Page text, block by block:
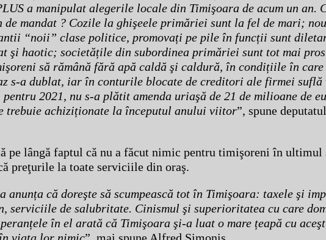
a manipulat alegerile locale din Timişoara de acum un an.
mandat ? Cozile la ghişeele primăriei sunt la fel de mari;
“noii” clase politice, promovați pe pile în funcții sunt
şi haotic; societățile din subordinea primăriei sunt tot mai
să rămână fără apă caldă şi caldură, în condițiile în
s-a dublat, iar în conturile blocate de creditori ale firmei suflă
2021, nu s-a plătit amenda uriaşă de 21 de milioane de
trebuie achiziționate la începutul anului viitor”, spune
pe lângă faptul că nu a făcut nimic pentru timişoreni în ultimul
preţurile la toate serviciile din oraş.
că doreşte să scumpească tot în Timişoara: taxele şi
serviciile de salubritate. Cinismul şi superioritatea cu care
în el arată că Timişoara şi-a luat o mare țeapă cu